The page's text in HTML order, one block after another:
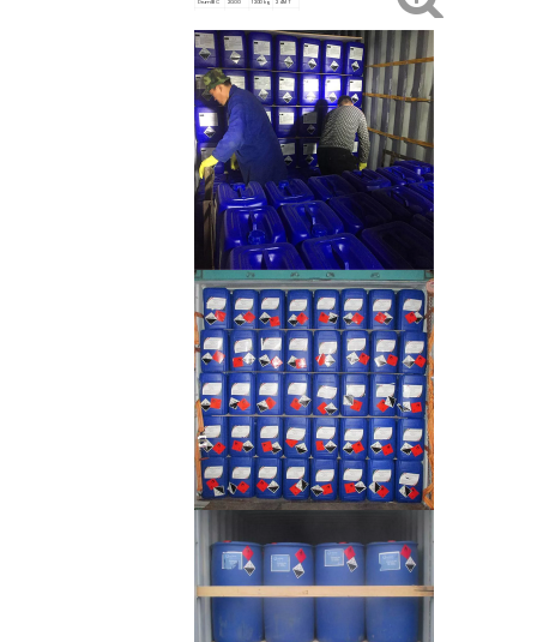
Drum IBC
20.00 1200 kg
24 MT
Drum
220KG
80.00 220 kg 17,6 MT